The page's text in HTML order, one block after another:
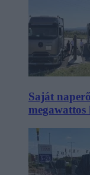
Saját